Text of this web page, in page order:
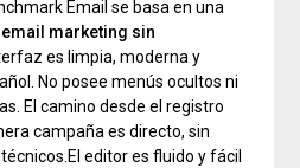
Email se basa en una
marketing sin
es limpia, moderna y
No posee menús ocultos ni
El camino desde el registro
campaña es directo, sin
editor es fluido y fácil